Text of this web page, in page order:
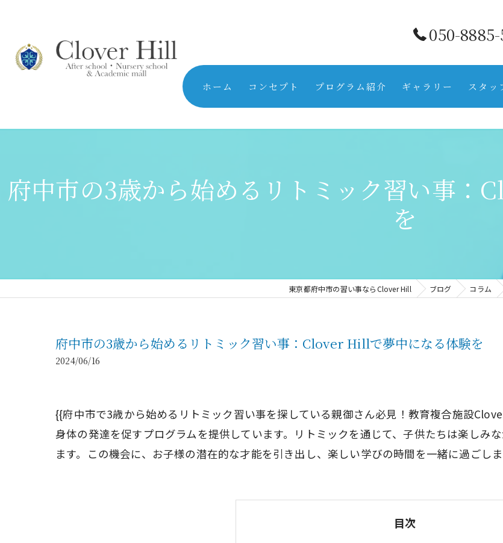
050-8885-
ホーム コンセプト プログラム紹介 ギャラリー スタッ
府中市の3歳から始めるリトミック習い事
を
東京都府中市の習い事ならClover Hill ブログ コラム
府中市の3歳から始めるリトミック習い事：Clover Hillで夢中になる体験を
2024/06/16
{{府中市で3歳から始めるリトミック習い事を探している親御さん必見！教育複合施設
身体の発達を促すプログラムを提供しています。リトミックを通じて、子供たちは楽しみ
ます。この機会に、お子様の潜在的な才能を引き出し、楽しい学びの時間を一緒に過ごし
目次